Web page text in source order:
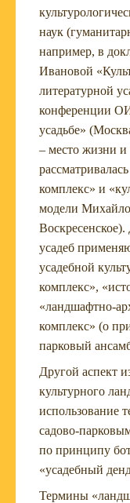
наук
например, в
Ивановой
литературной
конференции
усадьбе»
– место жизни и
комплекс» и
модели
усадеб
усадебной
комплекс»,
«ландшафтно-
комплекс» (о
парковый
Другой аспект
культурного
использование
садово-
по принципу
«усадебный
Термины